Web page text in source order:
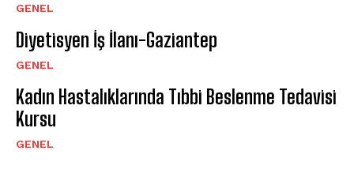
GENEL
Diyetisyen İş İlanı-Gaziantep
GENEL
Kadın Hastalıklarında Tıbbi Beslenme Tedavisi
Kursu
GENEL